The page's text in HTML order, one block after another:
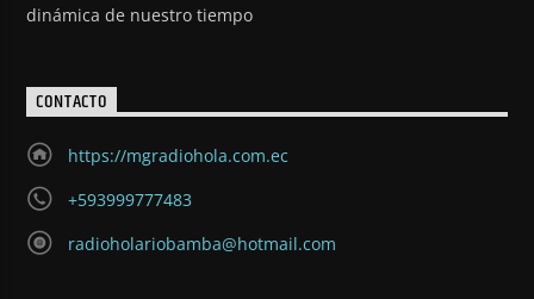
dinámica de nuestro tiempo
CONTACTO
https://mgradiohola.com.ec
+593999777483
radioholariobamba@hotmail.com